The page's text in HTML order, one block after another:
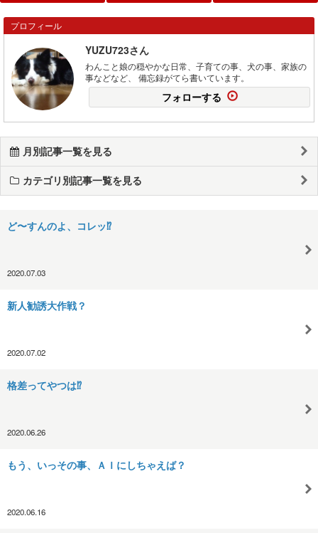
プロフィール
YUZU723さん
わんこと娘の穏やかな日常、子育ての事、犬の事、家族の
事などなど、 備忘録がてら書いています。
フォローする
月別記事一覧を見る
カテゴリ別記事一覧を見る
ど〜すんのよ、コレッ⁉︎
2020.07.03
新人勧誘大作戦？
2020.07.02
格差ってやつは⁉︎
2020.06.26
もう、いっその事、ＡＩにしちゃえば？
2020.06.16